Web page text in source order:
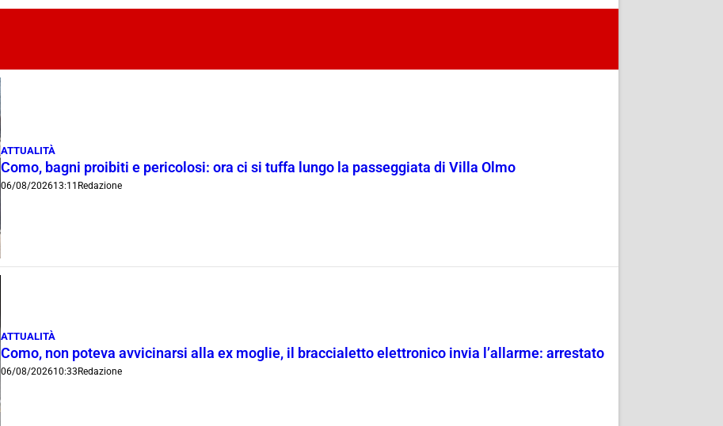
ATTUALITÀ
Como, bagni proibiti e pericolosi: ora ci si tuffa lungo la passeggiata di Villa Olmo
06/08/202613:11 Redazione
ATTUALITÀ
Como, non poteva avvicinarsi alla ex moglie, il braccialetto elettronico invia l’allarme: arrestato
06/08/202610:33 Redazione